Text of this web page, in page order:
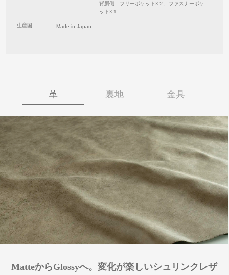
背胴側 フリーポケット×２、ファスナーポケ
ット×１
生産国 Made in Japan
革 裏地 金具
MatteからGlossyへ。変化が楽しいシュリンクレザ